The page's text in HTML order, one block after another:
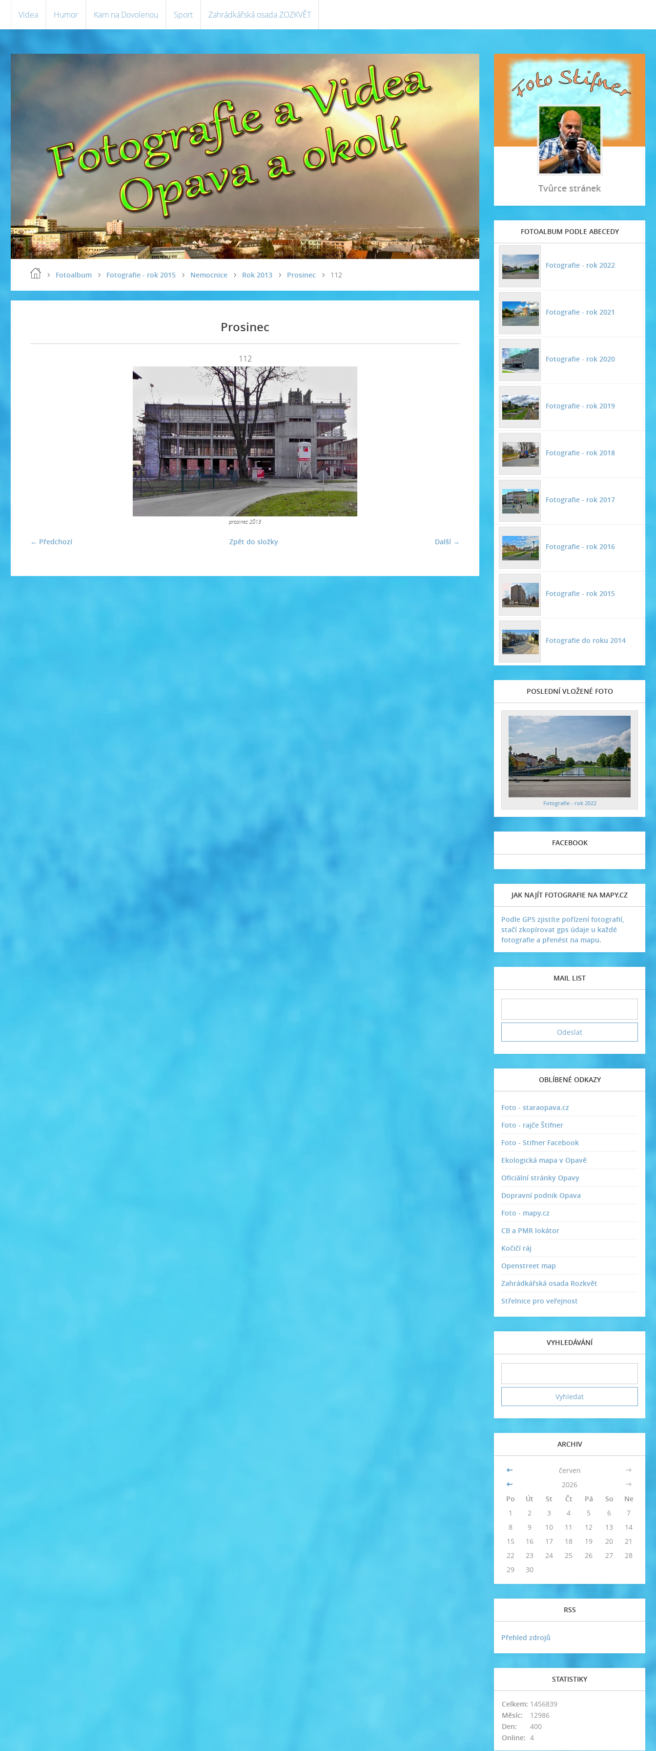
Videa Humor Kam na Dovolenou Sport Zahrádkářská osada ZOZKVĚT
Fotoalbum Fotografie - rok 2015 Nemocnice Rok 2013 Prosinec 112
Prosinec
112
prosinec 2013
← Předchozí Další →
Zpět do složky
Tvůrce stránek
FOTOALBUM PODLE ABECEDY
Fotografie - rok 2022
Fotografie - rok 2021
Fotografie - rok 2020
Fotografie - rok 2019
Fotografie - rok 2018
Fotografie - rok 2017
Fotografie - rok 2016
Fotografie - rok 2015
Fotografie do roku 2014
POSLEDNÍ VLOŽENÉ FOTO
Fotografie - rok 2022
FACEBOOK
JAK NAJÍT FOTOGRAFIE NA MAPY.CZ
Podle GPS zjistíte pořízení fotografií,
stačí zkopírovat gps údaje u každé
fotografie a přenést na mapu.
MAIL LIST
OBLÍBENÉ ODKAZY
Foto - staraopava.cz
Foto - rajče Štifner
Foto - Stifner Facebook
Ekologická mapa v Opavě
Oficiální stránky Opavy
Dopravní podnik Opava
Foto - mapy.cz
CB a PMR lokátor
Kočičí ráj
Openstreet map
Zahrádkářská osada Rozkvět
Střelnice pro veřejnost
VYHLEDÁVÁNÍ
ARCHIV
<< červen
>>
<<
2026
>>
Po
Út St Čt Pá So
Ne
1
2 3 4 5 6
7
8
9 10 11 12 13
14
15
16 17 18 19 20
21
22
23 24 25 26 27
28
29
30
RSS
Přehled zdrojů
STATISTIKY
Online: 4
Celkem: 1456839
Měsíc:
12986
Den:
400